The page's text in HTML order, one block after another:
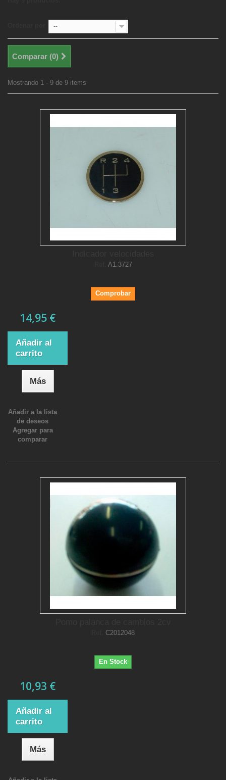
--
Comparar (0)
Mostrando 1 - 9 de 9 items
A1.3727
Comprobar
14,95 €
Añadir al
carrito
Más
Añadir a la lista
de deseos
Agregar para
comparar
C2012048
En Stock
10,93 €
Añadir al
carrito
Más